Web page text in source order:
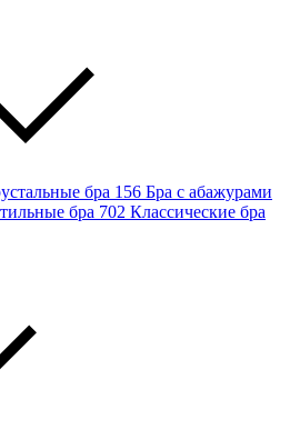
бра 156 Бра с абажурами
бра 702 Классические бра